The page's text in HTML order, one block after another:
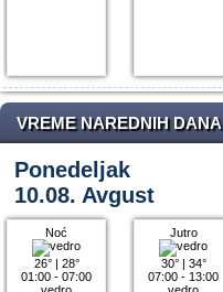
VREME NAREDNIH DANA
Ponedeljak
10.08. Avgust
Noć
26°| 28°
01:00 - 07:00
Jutro
30°| 34°
07:00 - 13:00